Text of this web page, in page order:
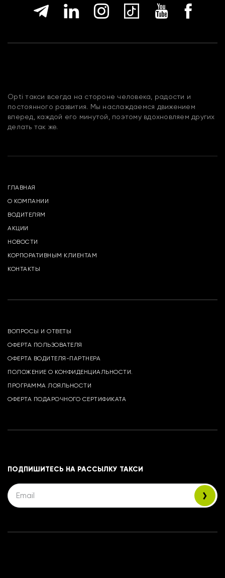
Opti такси всегда на стороне человека, радости и
постоянного развития. Мы наслаждаемся движением
вперед, каждой его минутой, поэтому вдохновляем других
делать так же.
ГЛАВНАЯ
О КОМПАНИИ
ВОДИТЕЛЯМ
АКЦИИ
НОВОСТИ
КОРПОРАТИВНЫМ КЛИЕНТАМ
КОНТАКТЫ
ВОПРОСЫ И ОТВЕТЫ
ОФЕРТА ПОЛЬЗОВАТЕЛЯ
ОФЕРТА ВОДИТЕЛЯ-ПАРТНЕРА
ПОЛОЖЕНИЕ О КОНФИДЕНЦИАЛЬНОСТИ.
ПРОГРАММА ЛОЯЛЬНОСТИ
ОФЕРТА ПОДАРОЧНОГО СЕРТИФИКАТА
ПОДПИШИТЕСЬ НА РАССЫЛКУ ТАКСИ